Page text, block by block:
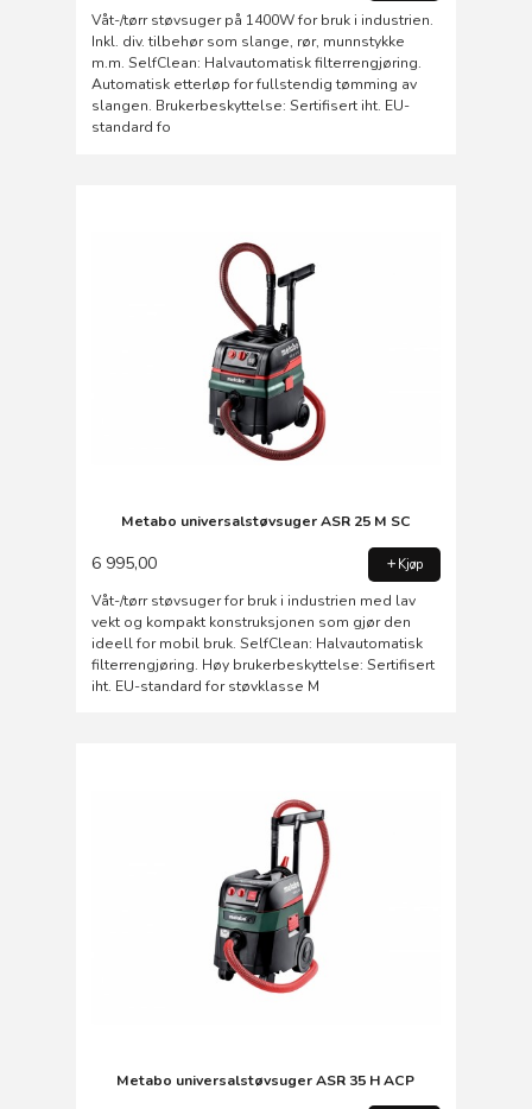
Våt-/tørr støvsuger på 1400W for bruk i industrien.
Inkl. div. tilbehør som slange, rør, munnstykke
m.m. SelfClean: Halvautomatisk filterrengjøring.
Automatisk etterløp for fullstendig tømming av
slangen. Brukerbeskyttelse: Sertifisert iht. EU-
standard fo
Metabo universalstøvsuger ASR 25 M SC
6 995,00 Kjøp
Våt-/tørr støvsuger for bruk i industrien med lav
vekt og kompakt konstruksjonen som gjør den
ideell for mobil bruk. SelfClean: Halvautomatisk
filterrengjøring. Høy brukerbeskyttelse: Sertifisert
iht. EU-standard for støvklasse M
Metabo universalstøvsuger ASR 35 H ACP